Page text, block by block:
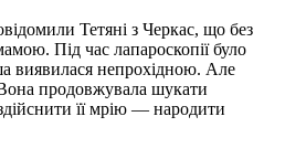
Тетяні з Черкас, що без
Під час лапароскопії було
виявилася непрохідною. Але
продовжувала шукати
її мрію — народити